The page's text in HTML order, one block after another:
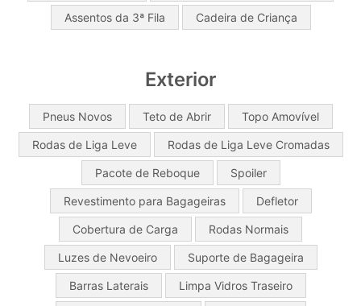
Assentos da 3ª Fila Cadeira de Criança
Exterior
Pneus Novos Teto de Abrir Topo Amovível
Rodas de Liga Leve Rodas de Liga Leve Cromadas
Pacote de Reboque Spoiler
Revestimento para Bagageiras Defletor
Cobertura de Carga Rodas Normais
Luzes de Nevoeiro Suporte de Bagageira
Barras Laterais Limpa Vidros Traseiro